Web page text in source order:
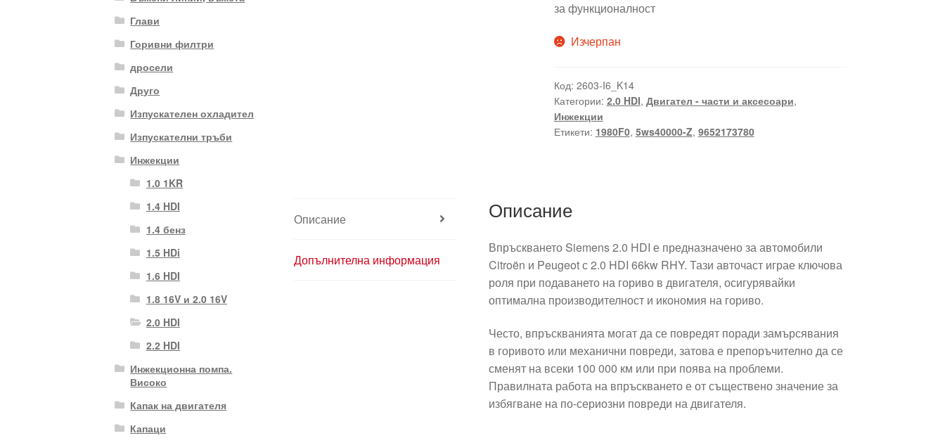
за функционалност
Изчерпан
Код: 2603-I6_K14
Категории: 2.0 HDI, Двигател - части и аксесоари,
Инжекции
Етикети: 1980F0, 5ws40000-Z, 9652173780
Описание
Допълнителна информация
Описание
Впръскването Siemens 2.0 HDI е предназначено за автомобили
Citroën и Peugeot с 2.0 HDI 66kw RHY. Тази авточаст играе ключова
роля при подаването на гориво в двигателя, осигурявайки
оптимална производителност и икономия на гориво.
Често, впръскванията могат да се повредят поради замърсявания
в горивото или механични повреди, затова е препоръчително да се
сменят на всеки 100 000 км или при поява на проблеми.
Правилната работа на впръскването е от съществено значение за
избягване на по-сериозни повреди на двигателя.
Глави
Горивни филтри
дросели
Друго
Изпускателен охладител
Изпускателни тръби
Инжекции
1.0 1KR
1.4 HDI
1.4 бенз
1.5 HDi
1.6 HDI
1.8 16V и 2.0 16V
2.0 HDI
2.2 HDI
Инжекционна помпа.
Високо
Капак на двигателя
Капаци